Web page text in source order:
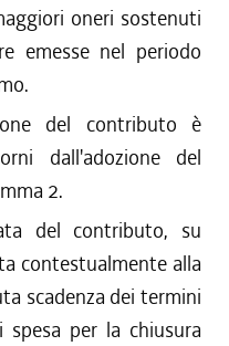
oneri sostenuti
emesse nel periodo
del contributo è
dall'adozione del
2.
del contributo, su
contestualmente alla
scadenza dei termini
per la chiusura